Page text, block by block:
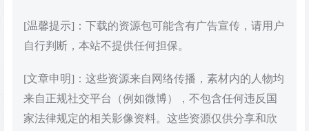
[温馨提示]：下载的资源包可能含有广告宣传，请用户
自行判断，本站不提供任何担保。
[文章申明]：这些资源来自网络传播，素材内的人物均
来自正规社交平台（例如微博），不包含任何违反国
家法律规定的相关影像资料。这些资源仅供分享和欣